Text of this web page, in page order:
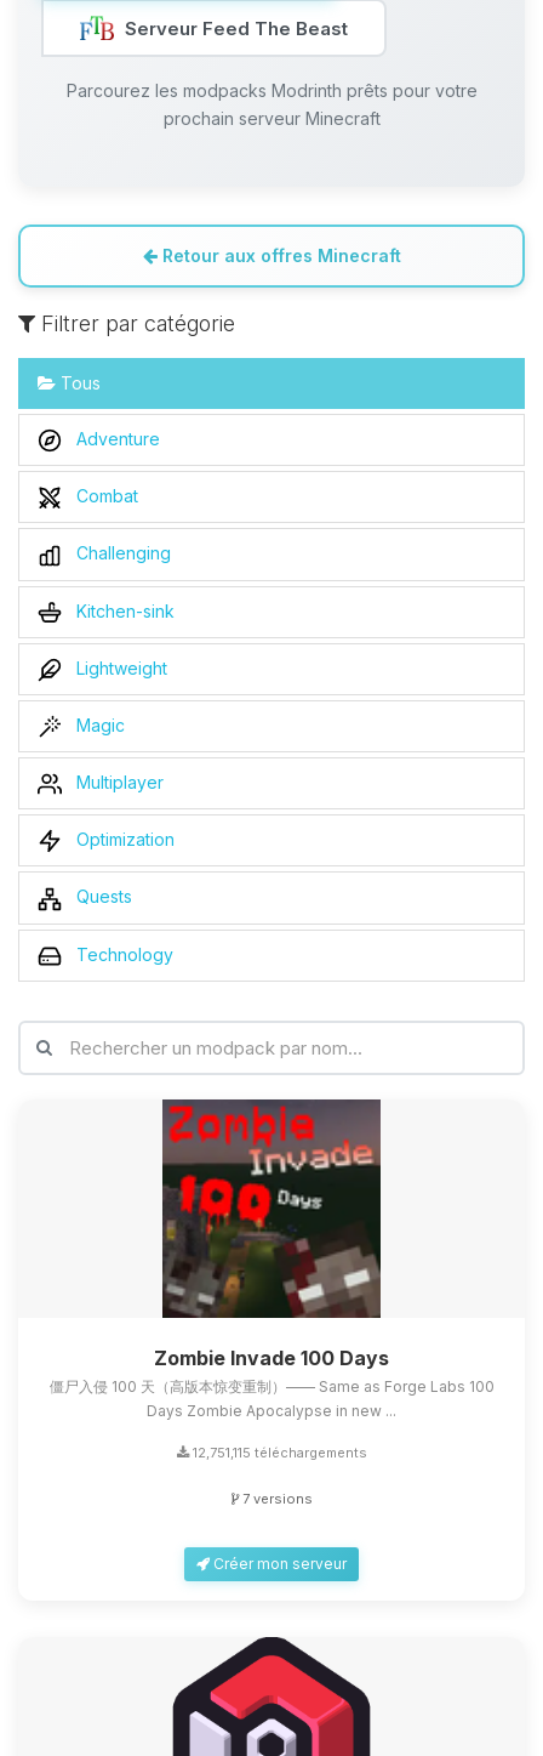
Serveur Feed The Beast
Parcourez les modpacks Modrinth prêts pour votre
prochain serveur Minecraft
Retour aux offres Minecraft
Filtrer par catégorie
Tous
Adventure
Combat
Challenging
Kitchen-sink
Lightweight
Magic
Multiplayer
Optimization
Quests
Technology
Zombie Invade 100 Days
僵尸入侵 100 天（高版本惊变重制）—— Same as Forge Labs 100
Days Zombie Apocalypse in new ...
12,751,115 téléchargements
7 versions
Créer mon serveur